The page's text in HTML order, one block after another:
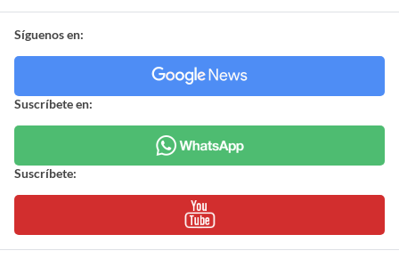
Síguenos en:
Suscríbete en:
Suscríbete: